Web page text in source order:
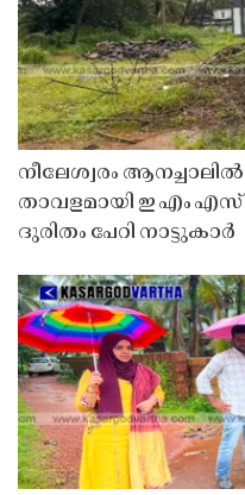
നീലേശ്വരം
താവളമായി ഇ എം
ദുരിതം പേറി നാട്ടുകാർ